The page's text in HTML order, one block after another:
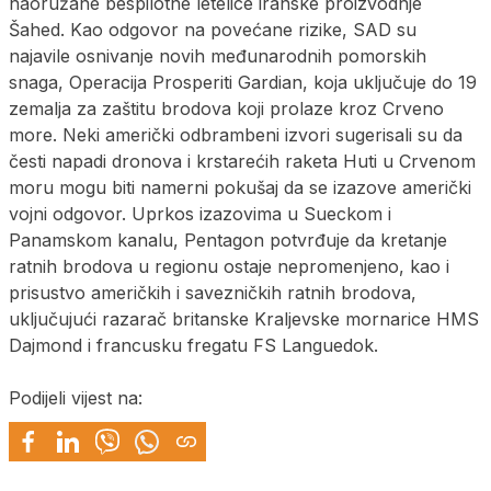
Šahed. Kao odgovor na povećane rizike, SAD su
najavile osnivanje novih međunarodnih pomorskih
snaga, Operacija Prosperiti Gardian, koja uključuje do 19
zemalja za zaštitu brodova koji prolaze kroz Crveno
more. Neki američki odbrambeni izvori sugerisali su da
česti napadi dronova i krstarećih raketa Huti u Crvenom
moru mogu biti namerni pokušaj da se izazove američki
vojni odgovor. Uprkos izazovima u Sueckom i
Panamskom kanalu, Pentagon potvrđuje da kretanje
ratnih brodova u regionu ostaje nepromenjeno, kao i
prisustvo američkih i savezničkih ratnih brodova,
uključujući razarač britanske Kraljevske mornarice HMS
Dajmond i francusku fregatu FS Languedok.
Podijeli vijest na: